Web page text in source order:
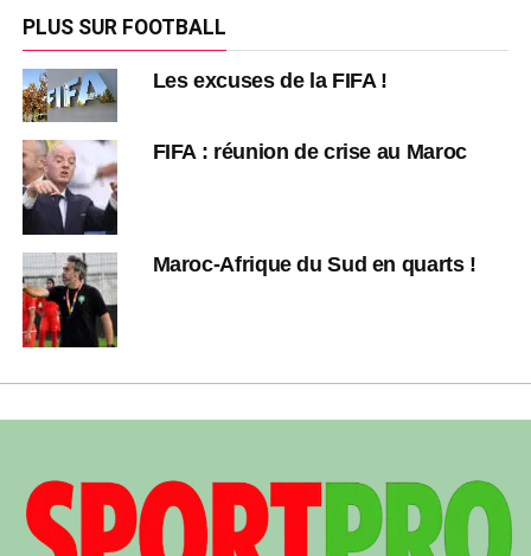
PLUS SUR FOOTBALL
Les excuses de la FIFA !
FIFA : réunion de crise au Maroc
Maroc-Afrique du Sud en quarts !